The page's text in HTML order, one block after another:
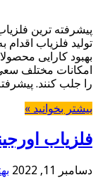
پیشرفته ترین
تولید فلزیاب اقدام
بهبود کارایی
امکانات مختلف
را جلب کنند.
بیشتر بخوانید »
فلزیاب
دسامبر 11, 2022